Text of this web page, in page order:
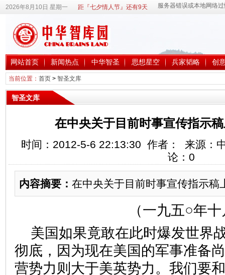
2026年8月10日 星期一 距『七夕情人节』还有9天
网站首页 新闻热点 中华智圣 思想星空 兵家韬略 创
当前位置： 首页> 智圣文库
智圣文库
在中央关于目前时事宣传指示
时间：2012-5-6 22:13:30 作者： 来源：
论： 0
内容摘要： 在中央关于目前时事宣传指示稿
（一九五○年
美国如果竟敢在此时爆发世界
彻底，因为现在美国的军事准备
营势力则大于美英势力。我们要